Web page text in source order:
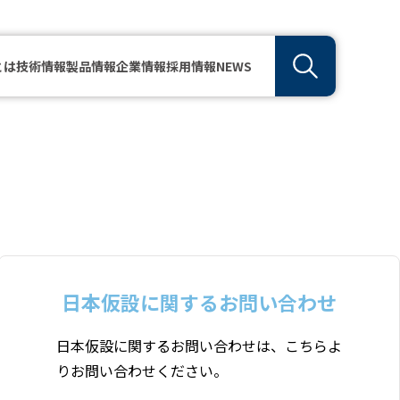
は技術情報製品情報企業情報採用情報NEWS
日本仮設に関するお問い合わせ
日本仮設に関するお問い合わせは、こちらよ
りお問い合わせください。